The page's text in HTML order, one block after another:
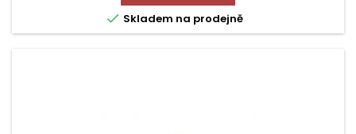
 Skladem na prodejně